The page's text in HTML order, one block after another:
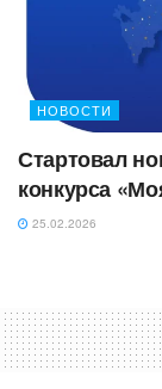
НОВОСТИ
Стартовал
конкурса
25.02.2026